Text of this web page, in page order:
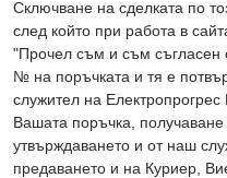
Сключване на сделката по
след който при работа в
"Прочел съм и съм съгласен
№ на поръчката и тя е
служител на
Вашата поръчка,
утвърждаването и от наш
предаването и на Куриер,